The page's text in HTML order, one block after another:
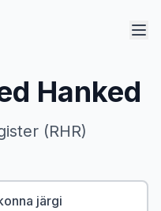
Hanked
(RHR)
järgi